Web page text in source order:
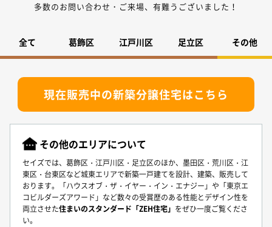
会社案内
お知らせ
新着情報
スタッフブログ
建築実例
ハウスメイキングラボ
（住宅コラム）
オーナーズ
多数のお問い合わせ・ご来場、有難うございました！
全て 葛飾区 江戸川区 足立区 その他
現在販売中の新築分譲住宅はこちら
その他のエリアについて
セイズでは、葛飾区・江戸川区・足立区のほか、墨田区・荒川区・江
東区・台東区など城東エリアで新築一戸建てを設計、建築、販売して
おります。「ハウスオブ・ザ・イヤー・イン・エナジー」や「東京エ
コビルダーズアワード」など数々の受賞歴のある性能とデザイン性を
両立させた住まいのスタンダード「ZEH住宅」 をぜひ一度ご覧くださ
い。